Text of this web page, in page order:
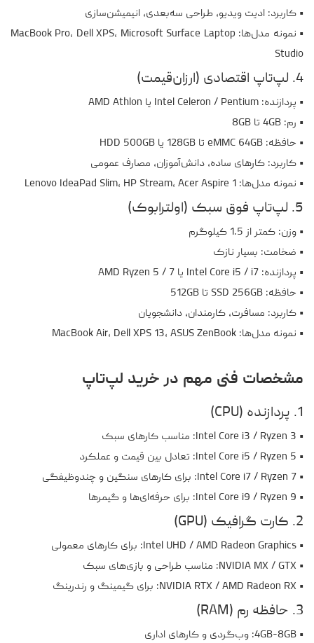
• کاربرد: ادیت ویدیو، طراحی سه‌بعدی، انیمیشن‌سازی
• نمونه مدل‌ها: MacBook Pro، Dell XPS، Microsoft Surface Laptop
Studio
4. لپ‌تاپ اقتصادی (ارزان‌قیمت)
• پردازنده: Intel Celeron / Pentium یا AMD Athlon
• رم: 4GB تا 8GB
• حافظه: eMMC 64GB تا 128GB یا HDD 500GB
• کاربرد: کارهای ساده، دانش‌آموزان، مصارف عمومی
• نمونه مدل‌ها: Lenovo IdeaPad Slim، HP Stream، Acer Aspire 1
5. لپ‌تاپ فوق سبک (اولترابوک)
• وزن: کمتر از 1.5 کیلوگرم
• ضخامت: بسیار نازک
• پردازنده: Intel Core i5 / i7 یا AMD Ryzen 5 / 7
• حافظه: SSD 256GB تا 512GB
• کاربرد: مسافرت، کارمندان، دانشجویان
• نمونه مدل‌ها: MacBook Air، Dell XPS 13، ASUS ZenBook
مشخصات فنی مهم در خرید لپ‌تاپ
1. پردازنده (CPU)
• Intel Core i3 / Ryzen 3: مناسب کارهای سبک
• Intel Core i5 / Ryzen 5: تعادل بین قیمت و عملکرد
• Intel Core i7 / Ryzen 7: برای کارهای سنگین و چندوظیفگی
• Intel Core i9 / Ryzen 9: برای حرفه‌ای‌ها و گیمرها
2. کارت گرافیک (GPU)
• Intel UHD / AMD Radeon Graphics: برای کارهای معمولی
• NVIDIA MX / GTX: مناسب طراحی و بازی‌های سبک
• NVIDIA RTX / AMD Radeon RX: برای گیمینگ و رندرینگ
3. حافظه رم (RAM)
• 4GB-8GB: وب‌گردی و کارهای اداری